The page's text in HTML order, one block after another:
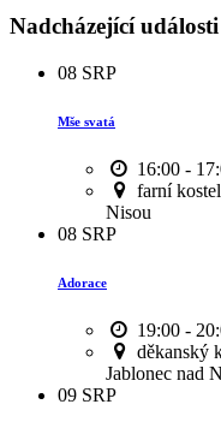
Nadcházející události
08 SRP
Mše svatá
16:00 -
farní
Nisou
08 SRP
Adorace
19:00 -
děkanský
Jablonec nad
09 SRP